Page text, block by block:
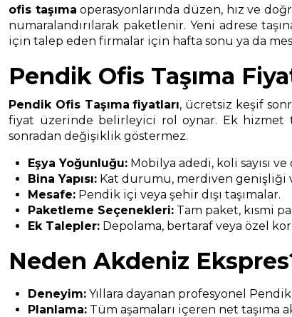
ofis taşıma operasyonlarında düzen, hız ve
numaralandırılarak paketlenir. Yeni adrese
için talep eden firmalar için hafta sonu ya da
Pendik Ofis Taşıma
Pendik Ofis Taşıma fiyatları, ücretsiz keşif
fiyat üzerinde belirleyici rol oynar. Ek hizmet
sonradan değişiklik göstermez.
Eşya Yoğunluğu: Mobilya adedi, koli sayısı
Bina Yapısı: Kat durumu, merdiven genişliği
Mesafe: Pendik içi veya şehir dışı taşımalar.
Paketleme Seçenekleri: Tam paket, kısmi
Ek Talepler: Depolama, bertaraf veya özel
Neden Akdeniz
Deneyim: Yıllara dayanan profesyonel Pendik
Planlama: Tüm aşamaları içeren net taşıma